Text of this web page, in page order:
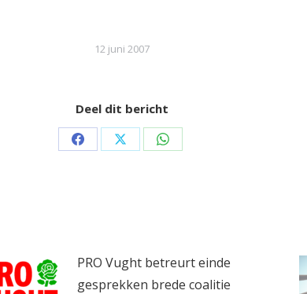
12 juni 2007
Deel dit bericht
Share Share Share
PRO Vught betreurt einde
gesprekken brede coalitie